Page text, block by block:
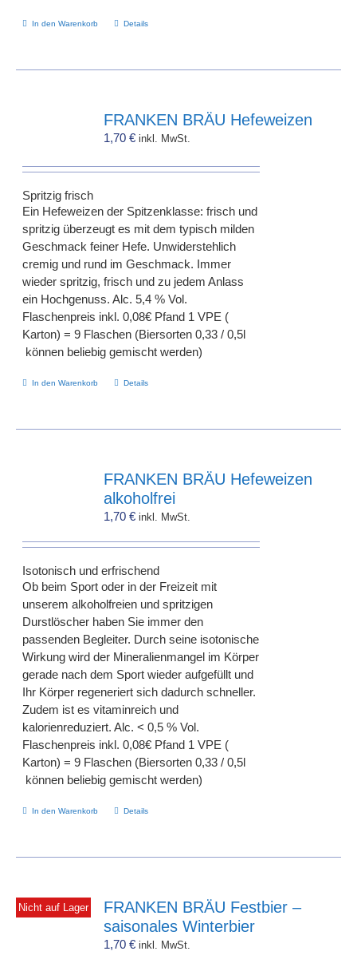
In den Warenkorb Details
FRANKEN BRÄU Hefeweizen
1,70€ inkl. MwSt.
Spritzig frisch
Ein Hefeweizen der Spitzenklasse: frisch und
spritzig überzeugt es mit dem typisch milden
Geschmack feiner Hefe. Unwiderstehlich
cremig und rund im Geschmack. Immer
wieder spritzig, frisch und zu jedem Anlass
ein Hochgenuss. Alc. 5,4 % Vol.
Flaschenpreis inkl. 0,08€ Pfand 1 VPE (
Karton) = 9 Flaschen (Biersorten 0,33 / 0,5l
können beliebig gemischt werden)
In den Warenkorb Details
FRANKEN BRÄU Hefeweizen
alkoholfrei
1,70€ inkl. MwSt.
Isotonisch und erfrischend
Ob beim Sport oder in der Freizeit mit
unserem alkoholfreien und spritzigen
Durstlöscher haben Sie immer den
passenden Begleiter. Durch seine isotonische
Wirkung wird der Mineralienmangel im Körper
gerade nach dem Sport wieder aufgefüllt und
Ihr Körper regeneriert sich dadurch schneller.
Zudem ist es vitaminreich und
kalorienreduziert. Alc. < 0,5 % Vol.
Flaschenpreis inkl. 0,08€ Pfand 1 VPE (
Karton) = 9 Flaschen (Biersorten 0,33 / 0,5l
können beliebig gemischt werden)
In den Warenkorb Details
Nicht auf Lager
FRANKEN BRÄU Festbier –
saisonales Winterbier
1,70€ inkl. MwSt.